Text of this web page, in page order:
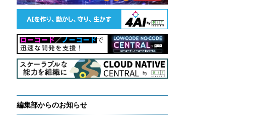
編集部からのお知らせ